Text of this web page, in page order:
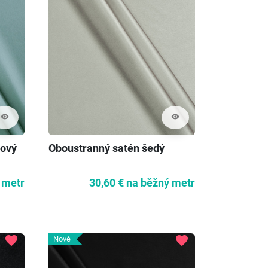
visibility
metr
visibility
Oboustranný satén šedý
30,60 € na běžný metr
favorite Nové favorite